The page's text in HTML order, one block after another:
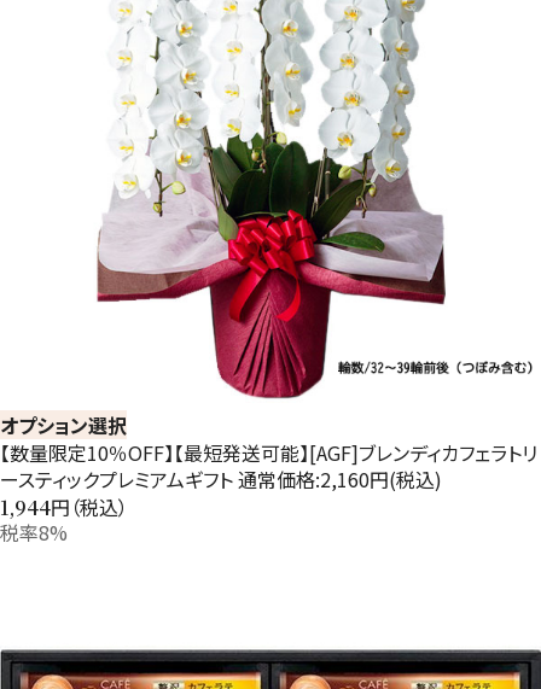
オプション選択
【数量限定10％OFF】【最短発送可能】[AGF]ブレンディカフェラトリ
ースティックプレミアムギフト 通常価格:2,160円(税込)
1,944円（税込）
税率8%